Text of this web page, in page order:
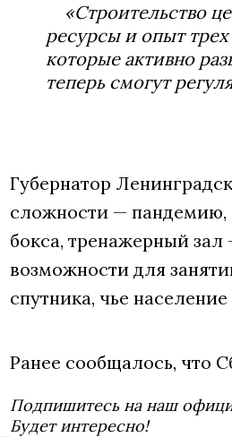
«Строительство
ресурсы и опыт
которые активно
теперь смогут
Губернатор
сложности — пандемию,
бокса, тренажерный
возможности для
спутника, чье
Ранее сообщалось, что
Подпишитесь на наш
Будет интересно!